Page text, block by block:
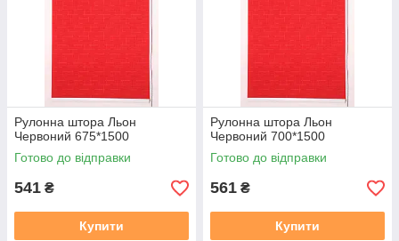
Рулонна штора Льон
Червоний 675*1500
Готово до відправки
541 ₴
Купити
Рулонна штора Льон
Червоний 700*1500
Готово до відправки
561 ₴
Купити